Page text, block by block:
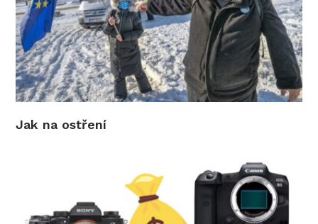
Jak na ostření